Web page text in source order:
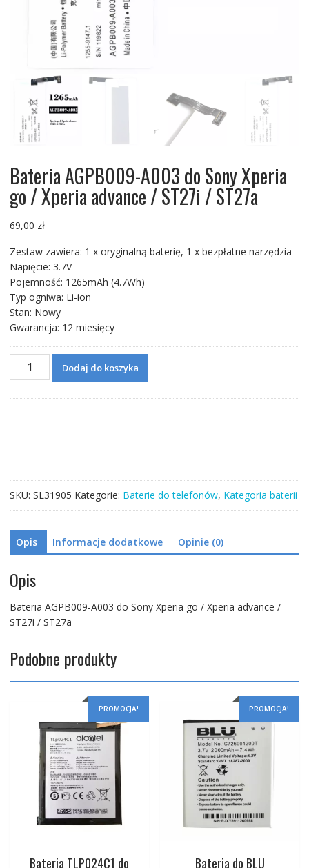
Bateria AGPB009-A003 do Sony Xperia
go / Xperia advance / ST27i / ST27a
69,00 zł
Zestaw zawiera: 1 x oryginalną baterię, 1 x bezpłatne narzędzia
Napięcie: 3.7V
Pojemność: 1265mAh (4.7Wh)
Typ ogniwa: Li-ion
Stan: Nowy
Gwarancja: 12 miesięcy
ilość
Bateria
/
Xperia
advance
/
ST27i
/
ST27a
Dodaj do koszyka
SKU: SL31905 Kategorie: Baterie do telefonów, Kategoria baterii
Opis Informacje dodatkowe Opinie (0)
Opis
Bateria AGPB009-A003 do Sony Xperia go / Xperia advance /
ST27i / ST27a
Podobne produkty
PROMOCJA!
Bateria TLP024C1 do
PROMOCJA!
Bateria do BLU